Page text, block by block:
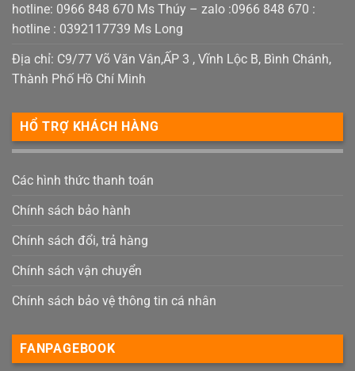
hotline: 0966 848 670 Ms Thúy – zalo :0966 848 670 :
hotline : 0392117739 Ms Long
Địa chỉ: C9/77 Võ Văn Vân,ẤP 3 , Vĩnh Lộc B, Bình Chánh,
Thành Phố Hồ Chí Minh
HỔ TRỢ KHÁCH HÀNG
Các hình thức thanh toán
Chính sách bảo hành
Chính sách đổi, trả hàng
Chính sách vận chuyển
Chính sách bảo vệ thông tin cá nhân
FANPAGEBOOK